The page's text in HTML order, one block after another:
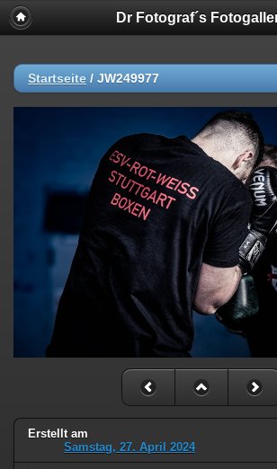
Dr Fotograf´s
Startseite / JW249977
Erstellt am
Samstag, 27. April 2024